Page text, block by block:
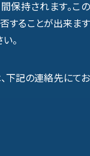
保持されます。この
することが出来ます
。
下記の連絡先にてお